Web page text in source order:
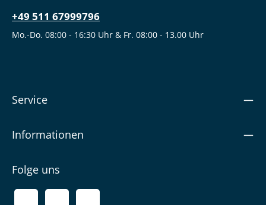
+49 511 67999796
Mo.-Do. 08:00 - 16:30 Uhr & Fr. 08:00 - 13.00 Uhr
Service
Informationen
Folge uns